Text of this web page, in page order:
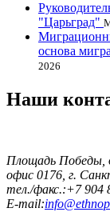
"Царьград"
основа
2026
Наши
Площадь Победы,
офис 0176, г.
тел./факс.:+7 904
E-mail: